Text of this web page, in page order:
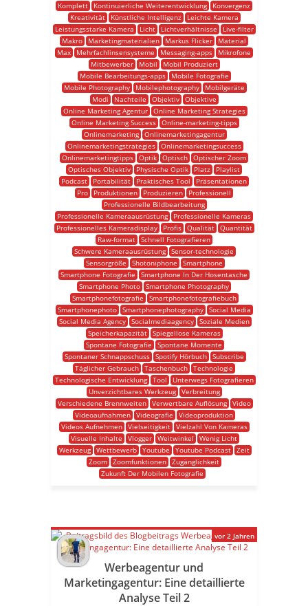
Komplett
Kontinuierliche Weiterentwicklung
Konvergenz
Kreativität
Künstliche Intelligenz
Leichte Kamera
Leistungsstarke Kamera
Licht Lichtverhältnisse
Live-filter
Makro
Marketingmaterialien Markus Flicker
Material
Max
Mehrfachlinsensysteme Messaging-apps
Mikrofone
Mitbewerber
Mobil
Mobil Produziert
Mobile Bearbeitungs-apps
Mobile Fotografie
Mobile Photography
Mobilephotography
Mobilgeräte
Modi
Nachteile Objektiv
Objektive
Online Marketing Agentur
Online Marketing Strategies
Online Marketing Success
Online-marketing-tipps
Onlinemarketing
Onlinemarketingagentur
Onlinemarketingstrategies
Onlinemarketingsuccess
Onlinemarketingtipps Optik Optisch Optischer Zoom
Optisches Objektiv
Physische Optik Platz
Playlist
Podcast
Portabilität Praktisches Tool
Präsentationen
Pro
Produktionen Produzieren
Professionell
Professionelle Bildbearbeitung
Professionelle Kameraausrüstung
Professionelle Kameras
Professionelles Kameradisplay
Profis Qualität
Quantität
Raw-format Schnell Fotografieren
Schwere Kameraausrüstung Sensor-technologie
Sensorgröße
Shotoniphone
Smartphone
Smartphone Fotografie
Smartphone In Der Hosentasche
Smartphone Photo Smartphone Photography
Smartphonefotografie
Smartphonefotografiebuch
Smartphonephoto
Smartphonephotography
Social Media
Social Media Agency
Socialmediaagency
Soziale Medien
Speicherkapazität
Spiegellose Kameras
Spontane Fotografie
Spontane Momente
Spontaner Schnappschuss
Spotify Hörbuch
Subscribe
Täglicher Gebrauch Taschenbuch Technologie
Technologische Entwicklung
Tool
Unterwegs Fotografieren
Unverzichtbares Werkzeug
Verbreitung
Verschiedene Brennweiten
Verwertbare Auflösung
Video
Videoaufnahmen Videografie
Videoproduktion
Videos Aufnehmen
Vielseitigkeit
Vielzahl Von Kameras
Visuelle Inhalte
Vlogger Weitwinkel
Wenig Licht
Werkzeug
Wettbewerb Youtube Youtube Podcast
Zeit
Zoom Zoomfunktionen Zugänglichkeit
Zukunft Der Mobilen Fotografie
Werbeagentur und
Marketingagentur: Eine detaillierte
Analyse Teil 2
vor 2 Jahren